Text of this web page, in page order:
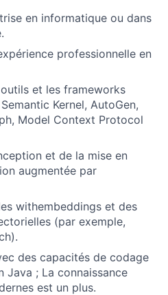
en informatique ou dans
professionnelle en
et les frameworks
Kernel, AutoGen,
Model Context Protocol
et de la mise en
augmentée par
withembeddings et des
(par exemple,
des capacités de codage
Java ; La connaissance
est un plus.